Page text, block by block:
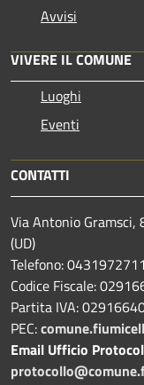
Avvisi
VIVERE IL COMUNE
Luoghi
Eventi
CONTATTI
Via Antonio
(UD)
Telefono: 0431972711
Codice Fiscale:
Partita IVA:
PEC:
Email Ufficio